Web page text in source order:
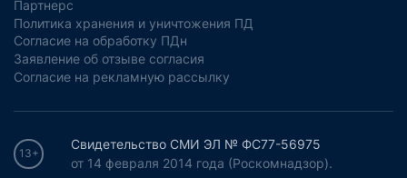
Партнерс
Политика хранения и уничтожения ПД
Согласие на обработку ПДн
Заявление об отзыве согласия
Согласие на рекламную рассылку
13+
Свидетельство СМИ ЭЛ № ФС77-56975
от 14 февраля 2014 года (Роскомнадзор).